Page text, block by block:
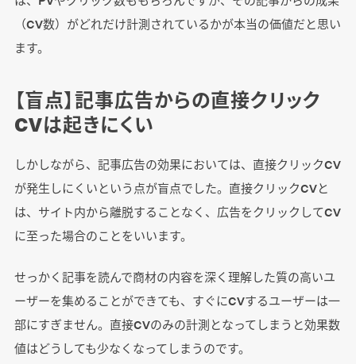
（CV数）がどれだけ計測されているかが本当の価値だと思い
ます。
【盲点】記事広告からの直接クリック
CVは起きにくい
しかしながら、記事広告の効果においては、直接クリックCV
が発生しにくいという点が盲点でした。直接クリックCVと
は、サイト内から離脱することなく、広告をクリックしてCV
に至った場合のことをいいます。
せっかく記事を読んで商材の内容を深く理解した質の高いユ
ーザーを集めることができても、すぐにCVするユーザーは一
部にすぎません。直接CVのみの計測となってしまうと効果数
値はどうしても少なくなってしまうのです。